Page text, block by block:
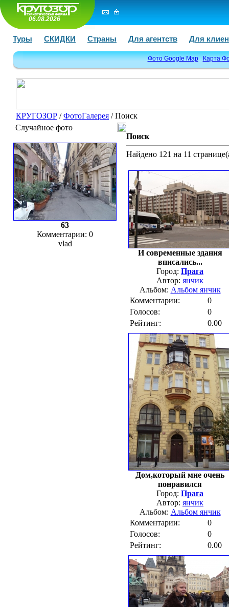
06.08.2026
Туры СКИДКИ Страны Для агентств Для
Фото Google Map Карта
КРУГОЗОР /ФотоГалерея / Поиск
Случайное фото
63
Комментарии: 0
vlad
Поиск
Найдено 121 на 11
И современные здания
вписались...
Город: Прага
Автор: янчик
Альбом: Альбом янчик
Комментарии:
0
Голосов:
0
Рейтинг:
0.00
Дом,который мне очень
понравился
Город: Прага
Автор: янчик
Альбом: Альбом янчик
Комментарии:
0
Голосов:
0
Рейтинг:
0.00